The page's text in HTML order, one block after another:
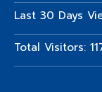
Last 30 Days
Total Visitors: